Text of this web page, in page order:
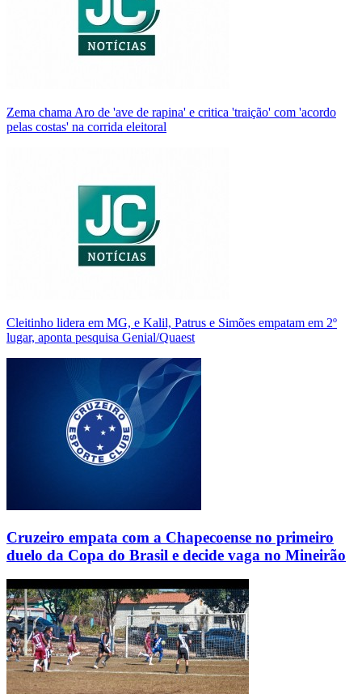
Zema chama Aro de 'ave de rapina' e critica 'traição' com 'acordo
pelas costas' na corrida eleitoral
Cleitinho lidera em MG, e Kalil, Patrus e Simões empatam em 2º
lugar, aponta pesquisa Genial/Quaest
Cruzeiro empata com a Chapecoense no primeiro
duelo da Copa do Brasil e decide vaga no Mineirão